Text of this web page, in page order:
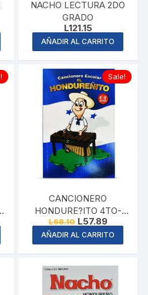
NACHO LECTURA 2DO
GRADO
L121.15
AÑADIR AL CARRITO
Sale!
CANCIONERO
HONDURE?ITO 4TO-
9NO
L68.10 Original
price
was:
L68.10.
L57.89Current
price
is:
L57.89.
AÑADIR AL CARRITO